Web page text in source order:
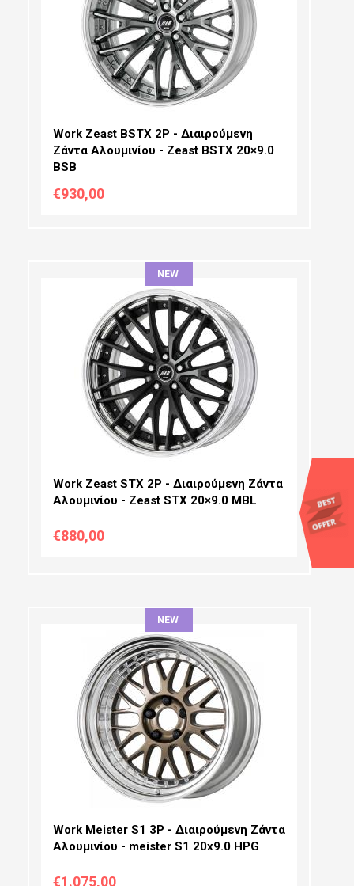
Work Zeast BSTX 2P - Διαιρούμενη
Ζάντα Αλουμινίου - Zeast ΒSTX 20×9.0
BSB
€930,00
ΠΛΆΤΟΣ:
PCD SELECTION:
OFFSET:
Work Zeast STX 2P - Διαιρούμενη Ζάντα
Αλουμινίου - Zeast STX 20×9.0 MBL
€880,00
ΔΙΆΜΕΤΡΟΣ:
ΠΛΆΤΟΣ:
PCD SELECTION:
OFFSET:
NEW
Work Meister S1 3P - Διαιρούμενη Ζάντα
Αλουμινίου - meister S1 20x9.0 HPG
€1.075,00
ΔΙΆΜΕΤΡΟΣ:
ΠΛΆΤΟΣ:
PCD SELECTION:
OFFSET:
NEW